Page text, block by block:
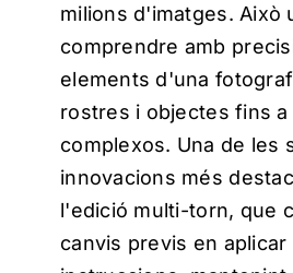
milions d'imatges. Això
comprendre amb
elements d'una
rostres i objectes fins a
complexos. Una de les
innovacions més
l'edició multi-torn, que
canvis previs en aplicar